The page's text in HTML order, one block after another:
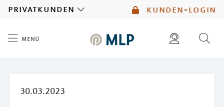
kunden-login
privatkunden
menü
30.03.2023